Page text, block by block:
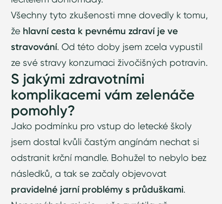
Všechny tyto zkušenosti mne dovedly k tomu,
že hlavní cesta k pevnému zdraví je ve
stravování. Od této doby jsem zcela vypustil
ze své stravy konzumaci živočišných potravin.
S jakými zdravotními
komplikacemi vám zelenáče
pomohly?
Jako podmínku pro vstup do letecké školy
jsem dostal kvůli častým angínám nechat si
odstranit krční mandle. Bohužel to nebylo bez
následků, a tak se začaly objevovat
pravidelné jarní problémy s průduškami.